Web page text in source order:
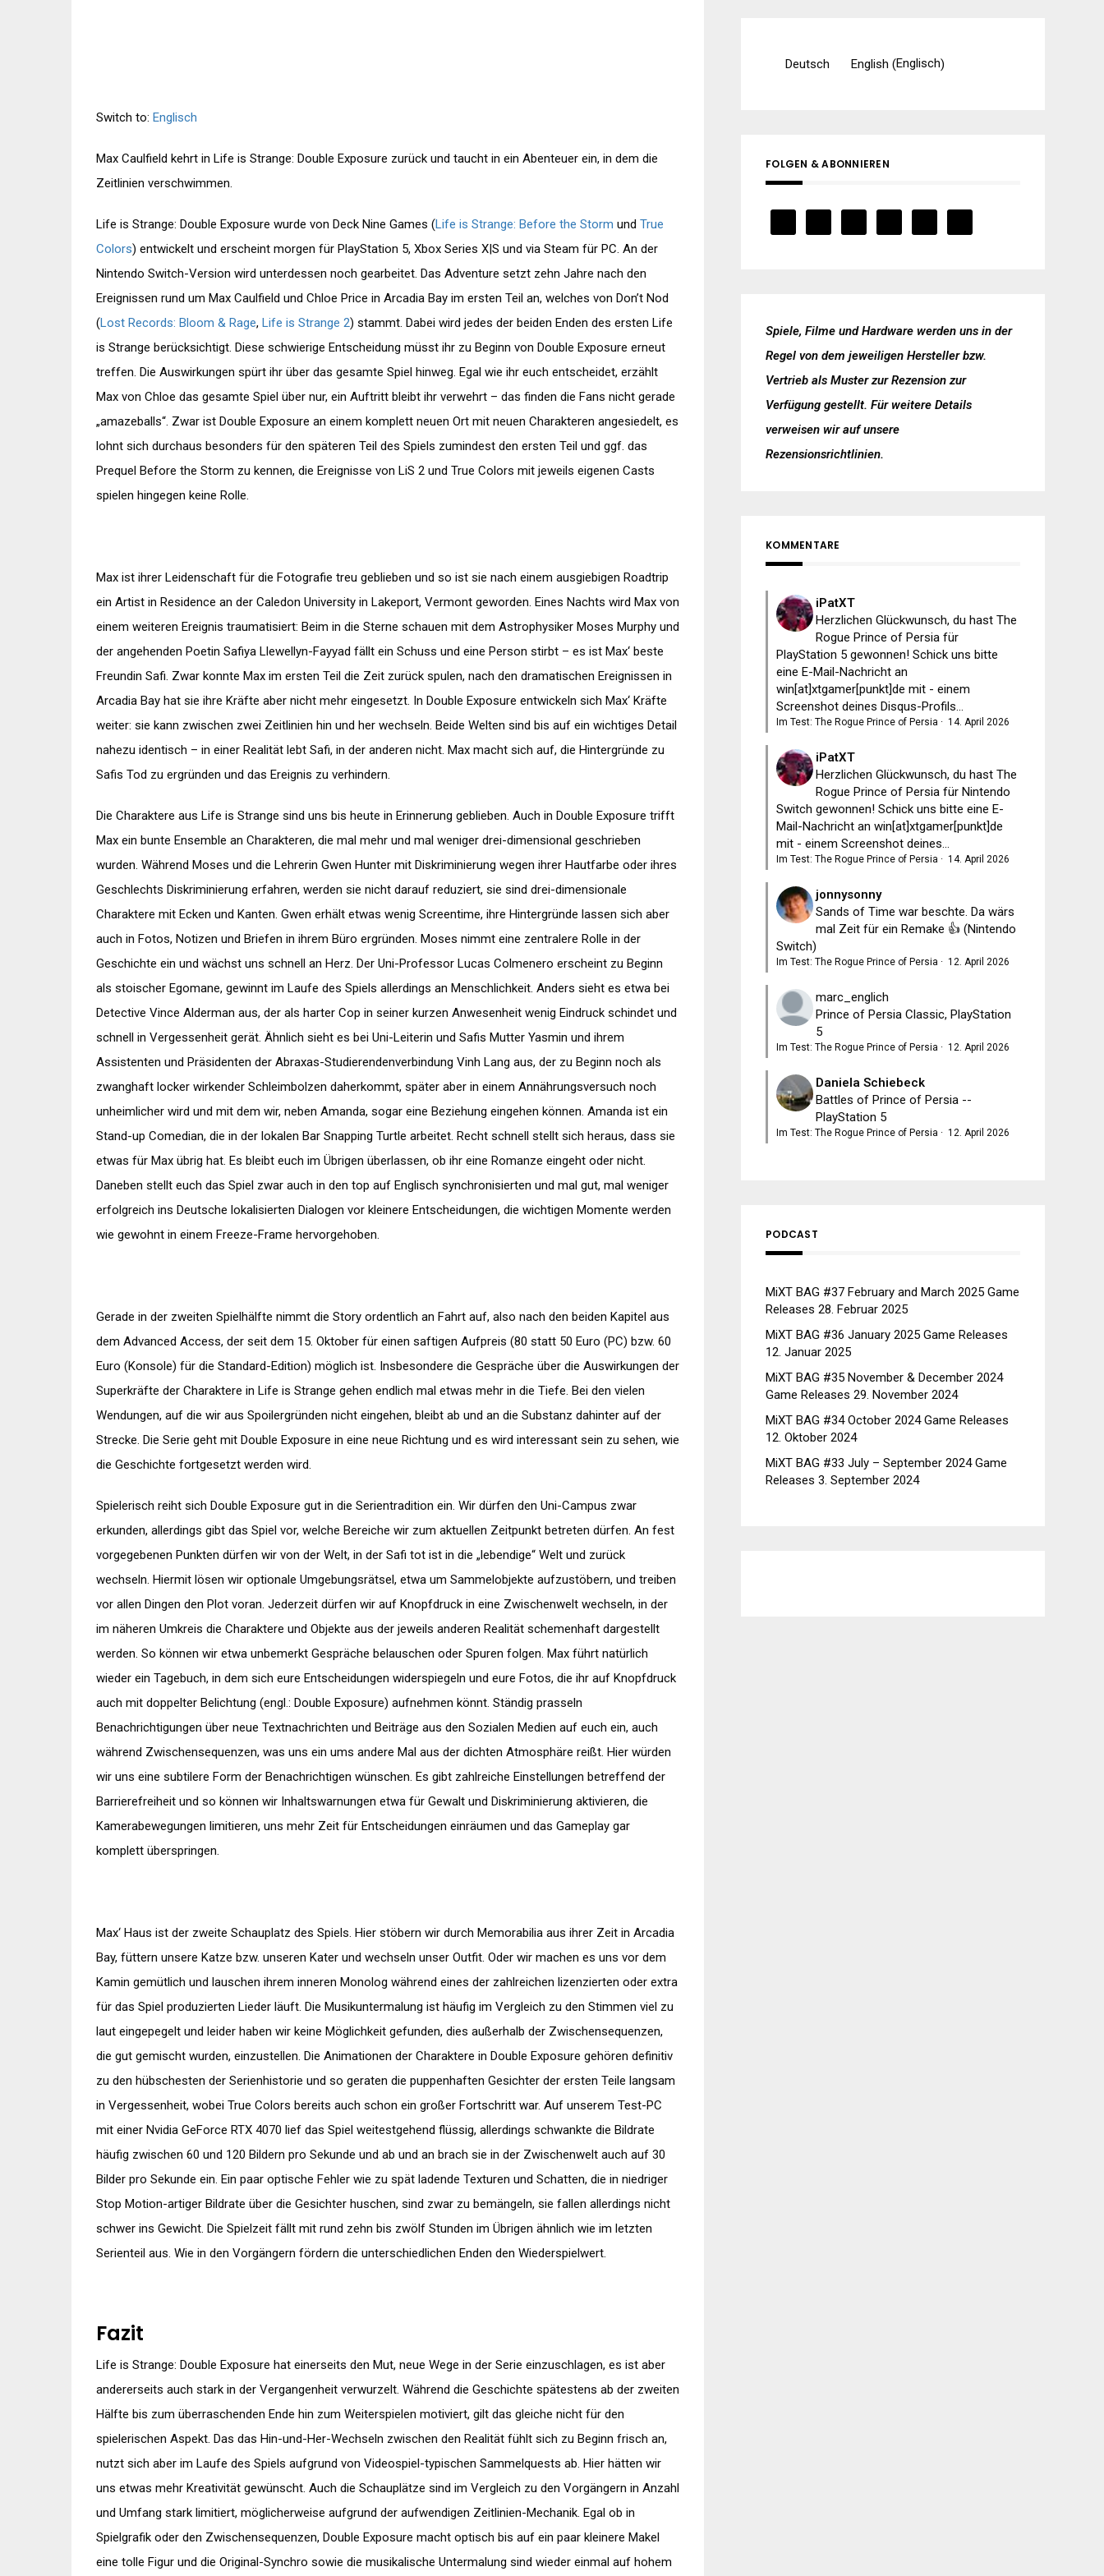
Switch to: Englisch
Max Caulfield kehrt in Life is Strange: Double Exposure zurück und taucht in ein Abenteuer ein, in dem die
Zeitlinien verschwimmen.
Life is Strange: Double Exposure wurde von Deck Nine Games (Life is Strange: Before the Storm und True
Colors) entwickelt und erscheint morgen für PlayStation 5, Xbox Series X|S und via Steam für PC. An der
Nintendo Switch-Version wird unterdessen noch gearbeitet. Das Adventure setzt zehn Jahre nach den
Ereignissen rund um Max Caulfield und Chloe Price in Arcadia Bay im ersten Teil an, welches von Don’t Nod
(Lost Records: Bloom & Rage, Life is Strange 2) stammt. Dabei wird jedes der beiden Enden des ersten Life
is Strange berücksichtigt. Diese schwierige Entscheidung müsst ihr zu Beginn von Double Exposure erneut
treffen. Die Auswirkungen spürt ihr über das gesamte Spiel hinweg. Egal wie ihr euch entscheidet, erzählt
Max von Chloe das gesamte Spiel über nur, ein Auftritt bleibt ihr verwehrt – das finden die Fans nicht gerade
„amazeballs“. Zwar ist Double Exposure an einem komplett neuen Ort mit neuen Charakteren angesiedelt, es
lohnt sich durchaus besonders für den späteren Teil des Spiels zumindest den ersten Teil und ggf. das
Prequel Before the Storm zu kennen, die Ereignisse von LiS 2 und True Colors mit jeweils eigenen Casts
spielen hingegen keine Rolle.
Max ist ihrer Leidenschaft für die Fotografie treu geblieben und so ist sie nach einem ausgiebigen Roadtrip
ein Artist in Residence an der Caledon University in Lakeport, Vermont geworden. Eines Nachts wird Max von
einem weiteren Ereignis traumatisiert: Beim in die Sterne schauen mit dem Astrophysiker Moses Murphy und
der angehenden Poetin Safiya Llewellyn-Fayyad fällt ein Schuss und eine Person stirbt – es ist Max‘ beste
Freundin Safi. Zwar konnte Max im ersten Teil die Zeit zurück spulen, nach den dramatischen Ereignissen in
Arcadia Bay hat sie ihre Kräfte aber nicht mehr eingesetzt. In Double Exposure entwickeln sich Max‘ Kräfte
weiter: sie kann zwischen zwei Zeitlinien hin und her wechseln. Beide Welten sind bis auf ein wichtiges Detail
nahezu identisch – in einer Realität lebt Safi, in der anderen nicht. Max macht sich auf, die Hintergründe zu
Safis Tod zu ergründen und das Ereignis zu verhindern.
Die Charaktere aus Life is Strange sind uns bis heute in Erinnerung geblieben. Auch in Double Exposure trifft
Max ein bunte Ensemble an Charakteren, die mal mehr und mal weniger drei-dimensional geschrieben
wurden. Während Moses und die Lehrerin Gwen Hunter mit Diskriminierung wegen ihrer Hautfarbe oder ihres
Geschlechts Diskriminierung erfahren, werden sie nicht darauf reduziert, sie sind drei-dimensionale
Charaktere mit Ecken und Kanten. Gwen erhält etwas wenig Screentime, ihre Hintergründe lassen sich aber
auch in Fotos, Notizen und Briefen in ihrem Büro ergründen. Moses nimmt eine zentralere Rolle in der
Geschichte ein und wächst uns schnell an Herz. Der Uni-Professor Lucas Colmenero erscheint zu Beginn
als stoischer Egomane, gewinnt im Laufe des Spiels allerdings an Menschlichkeit. Anders sieht es etwa bei
Detective Vince Alderman aus, der als harter Cop in seiner kurzen Anwesenheit wenig Eindruck schindet und
schnell in Vergessenheit gerät. Ähnlich sieht es bei Uni-Leiterin und Safis Mutter Yasmin und ihrem
Assistenten und Präsidenten der Abraxas-Studierendenverbindung Vinh Lang aus, der zu Beginn noch als
zwanghaft locker wirkender Schleimbolzen daherkommt, später aber in einem Annährungsversuch noch
unheimlicher wird und mit dem wir, neben Amanda, sogar eine Beziehung eingehen können. Amanda ist ein
Stand-up Comedian, die in der lokalen Bar Snapping Turtle arbeitet. Recht schnell stellt sich heraus, dass sie
etwas für Max übrig hat. Es bleibt euch im Übrigen überlassen, ob ihr eine Romanze eingeht oder nicht.
Daneben stellt euch das Spiel zwar auch in den top auf Englisch synchronisierten und mal gut, mal weniger
erfolgreich ins Deutsche lokalisierten Dialogen vor kleinere Entscheidungen, die wichtigen Momente werden
wie gewohnt in einem Freeze-Frame hervorgehoben.
Gerade in der zweiten Spielhälfte nimmt die Story ordentlich an Fahrt auf, also nach den beiden Kapitel aus
dem Advanced Access, der seit dem 15. Oktober für einen saftigen Aufpreis (80 statt 50 Euro (PC) bzw. 60
Euro (Konsole) für die Standard-Edition) möglich ist. Insbesondere die Gespräche über die Auswirkungen der
Superkräfte der Charaktere in Life is Strange gehen endlich mal etwas mehr in die Tiefe. Bei den vielen
Wendungen, auf die wir aus Spoilergründen nicht eingehen, bleibt ab und an die Substanz dahinter auf der
Strecke. Die Serie geht mit Double Exposure in eine neue Richtung und es wird interessant sein zu sehen, wie
die Geschichte fortgesetzt werden wird.
Spielerisch reiht sich Double Exposure gut in die Serientradition ein. Wir dürfen den Uni-Campus zwar
erkunden, allerdings gibt das Spiel vor, welche Bereiche wir zum aktuellen Zeitpunkt betreten dürfen. An fest
vorgegebenen Punkten dürfen wir von der Welt, in der Safi tot ist in die „lebendige“ Welt und zurück
wechseln. Hiermit lösen wir optionale Umgebungsrätsel, etwa um Sammelobjekte aufzustöbern, und treiben
vor allen Dingen den Plot voran. Jederzeit dürfen wir auf Knopfdruck in eine Zwischenwelt wechseln, in der
im näheren Umkreis die Charaktere und Objekte aus der jeweils anderen Realität schemenhaft dargestellt
werden. So können wir etwa unbemerkt Gespräche belauschen oder Spuren folgen. Max führt natürlich
wieder ein Tagebuch, in dem sich eure Entscheidungen widerspiegeln und eure Fotos, die ihr auf Knopfdruck
auch mit doppelter Belichtung (engl.: Double Exposure) aufnehmen könnt. Ständig prasseln
Benachrichtigungen über neue Textnachrichten und Beiträge aus den Sozialen Medien auf euch ein, auch
während Zwischensequenzen, was uns ein ums andere Mal aus der dichten Atmosphäre reißt. Hier würden
wir uns eine subtilere Form der Benachrichtigen wünschen. Es gibt zahlreiche Einstellungen betreffend der
Barrierefreiheit und so können wir Inhaltswarnungen etwa für Gewalt und Diskriminierung aktivieren, die
Kamerabewegungen limitieren, uns mehr Zeit für Entscheidungen einräumen und das Gameplay gar
komplett überspringen.
Max‘ Haus ist der zweite Schauplatz des Spiels. Hier stöbern wir durch Memorabilia aus ihrer Zeit in Arcadia
Bay, füttern unsere Katze bzw. unseren Kater und wechseln unser Outfit. Oder wir machen es uns vor dem
Kamin gemütlich und lauschen ihrem inneren Monolog während eines der zahlreichen lizenzierten oder extra
für das Spiel produzierten Lieder läuft. Die Musikuntermalung ist häufig im Vergleich zu den Stimmen viel zu
laut eingepegelt und leider haben wir keine Möglichkeit gefunden, dies außerhalb der Zwischensequenzen,
die gut gemischt wurden, einzustellen. Die Animationen der Charaktere in Double Exposure gehören definitiv
zu den hübschesten der Serienhistorie und so geraten die puppenhaften Gesichter der ersten Teile langsam
in Vergessenheit, wobei True Colors bereits auch schon ein großer Fortschritt war. Auf unserem Test-PC
mit einer Nvidia GeForce RTX 4070 lief das Spiel weitestgehend flüssig, allerdings schwankte die Bildrate
häufig zwischen 60 und 120 Bildern pro Sekunde und ab und an brach sie in der Zwischenwelt auch auf 30
Bilder pro Sekunde ein. Ein paar optische Fehler wie zu spät ladende Texturen und Schatten, die in niedriger
Stop Motion-artiger Bildrate über die Gesichter huschen, sind zwar zu bemängeln, sie fallen allerdings nicht
schwer ins Gewicht. Die Spielzeit fällt mit rund zehn bis zwölf Stunden im Übrigen ähnlich wie im letzten
Serienteil aus. Wie in den Vorgängern fördern die unterschiedlichen Enden den Wiederspielwert.
Fazit
Life is Strange: Double Exposure hat einerseits den Mut, neue Wege in der Serie einzuschlagen, es ist aber
andererseits auch stark in der Vergangenheit verwurzelt. Während die Geschichte spätestens ab der zweiten
Hälfte bis zum überraschenden Ende hin zum Weiterspielen motiviert, gilt das gleiche nicht für den
spielerischen Aspekt. Das das Hin-und-Her-Wechseln zwischen den Realität fühlt sich zu Beginn frisch an,
nutzt sich aber im Laufe des Spiels aufgrund von Videospiel-typischen Sammelquests ab. Hier hätten wir
uns etwas mehr Kreativität gewünscht. Auch die Schauplätze sind im Vergleich zu den Vorgängern in Anzahl
und Umfang stark limitiert, möglicherweise aufgrund der aufwendigen Zeitlinien-Mechanik. Egal ob in
Spielgrafik oder den Zwischensequenzen, Double Exposure macht optisch bis auf ein paar kleinere Makel
eine tolle Figur und die Original-Synchro sowie die musikalische Untermalung sind wieder einmal auf hohem
Deutsch English (Englisch)
FOLGEN & ABONNIEREN
Spiele, Filme und Hardware werden uns in der
Regel von dem jeweiligen Hersteller bzw.
Vertrieb als Muster zur Rezension zur
Verfügung gestellt. Für weitere Details
verweisen wir auf unsere
Rezensionsrichtlinien.
KOMMENTARE
iPatXT
Herzlichen Glückwunsch, du hast The
Rogue Prince of Persia für
PlayStation 5 gewonnen! Schick uns bitte
eine E-Mail-Nachricht an
win[at]xtgamer[punkt]de mit - einem
Screenshot deines Disqus-Profils...
Im Test: The Rogue Prince of Persia · 14. April 2026
iPatXT
Herzlichen Glückwunsch, du hast The
Rogue Prince of Persia für Nintendo
Switch gewonnen! Schick uns bitte eine E-
Mail-Nachricht an win[at]xtgamer[punkt]de
mit - einem Screenshot deines...
Im Test: The Rogue Prince of Persia · 14. April 2026
jonnysonny
Sands of Time war beschte. Da wärs
mal Zeit für ein Remake 👍 (Nintendo
Switch)
Im Test: The Rogue Prince of Persia · 12. April 2026
marc_englich
Prince of Persia Classic, PlayStation
5
Im Test: The Rogue Prince of Persia · 12. April 2026
Daniela Schiebeck
Battles of Prince of Persia --
PlayStation 5
Im Test: The Rogue Prince of Persia · 12. April 2026
PODCAST
MiXT BAG #37 February and March 2025 Game
Releases 28. Februar 2025
MiXT BAG #36 January 2025 Game Releases
12. Januar 2025
MiXT BAG #35 November & December 2024
Game Releases 29. November 2024
MiXT BAG #34 October 2024 Game Releases
12. Oktober 2024
MiXT BAG #33 July – September 2024 Game
Releases 3. September 2024